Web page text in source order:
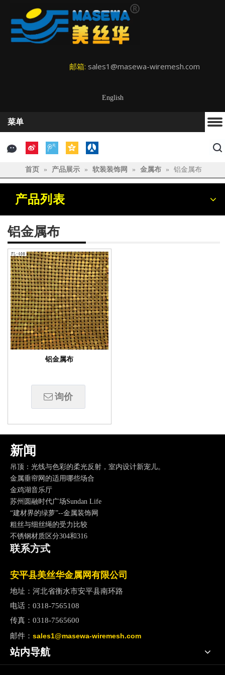
邮箱: sales1@masewa-wiremesh.com
English
菜单
首页 » 产品展示 » 软装装饰网 » 金属布 » 铝金属布
产品列表
铝金属布
铝金属布
询价
新闻
午后时光------小故事
上海虹口SOHO
深圳中州南山万豪，最不像万豪的万豪
吊顶：光线与色彩的柔光反射，室内设计新宠儿。
金属垂帘网的适用哪些场合
金鸡湖音乐厅
苏州圆融时代广场Sundan Life
“建材界的绿萝”--金属装饰网
粗丝与细丝绳的受力比较
不锈钢材质区分304和316
茫茫夜色中的上海船厂
金属珠链在电视剧《小丈夫》中崭露锋芒
2017新年快乐，我们和你在一起
南京江苏大剧院
灵动的琴弦-虹口SOHO
原材料市场动荡
午后时光------小故事
东京宮下公园
联系方式
安平县美丝华金属网有限公司
地址：河北省衡水市安平县南环路
电话： 0318-7565108
传真： 0318-7565600
邮件 ： sales1@masewa-wiremesh.com
站内导航